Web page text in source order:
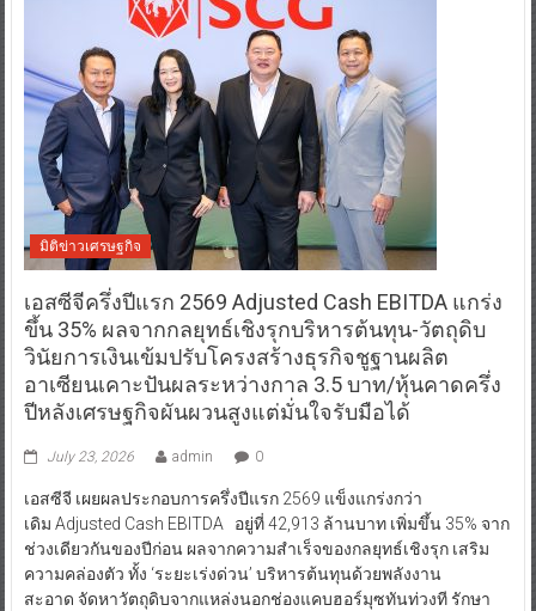
มิติข่าวเศรษฐกิจ
เอสซีจีครึ่งปีแรก 2569 Adjusted Cash EBITDA แกร่ง
ขึ้น 35% ผลจากกลยุทธ์เชิงรุกบริหารต้นทุน-วัตถุดิบ
วินัยการเงินเข้มปรับโครงสร้างธุรกิจชูฐานผลิต
อาเซียนเคาะปันผลระหว่างกาล 3.5 บาท/หุ้นคาดครึ่ง
ปีหลังเศรษฐกิจผันผวนสูงแต่มั่นใจรับมือได้
July 23, 2026 admin 0
เอสซีจี เผยผลประกอบการครึ่งปีแรก 2569 แข็งแกร่งกว่า
เดิม Adjusted Cash EBITDA อยู่ที่ 42,913 ล้านบาท เพิ่มขึ้น 35% จาก
ช่วงเดียวกันของปีก่อน ผลจากความสำเร็จของกลยุทธ์เชิงรุก เสริม
ความคล่องตัว ทั้ง ‘ระยะเร่งด่วน’ บริหารต้นทุนด้วยพลังงาน
สะอาด จัดหาวัตถุดิบจากแหล่งนอกช่องแคบฮอร์มุซทันท่วงที รักษา